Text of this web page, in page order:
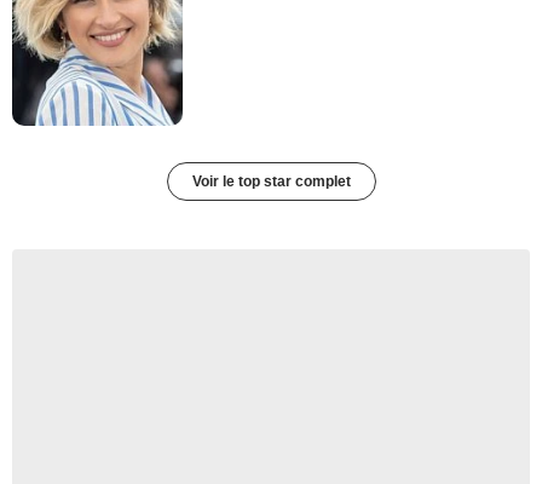
Voir le top star complet